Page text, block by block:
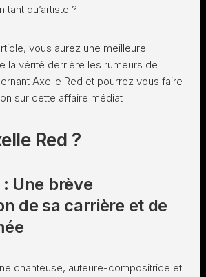
tant qu’artiste ?
vous aurez une meilleure
la vérité derrière les rumeurs de
Axelle Red et pourrez vous faire
sur cette affaire médiat
Red ?
Une brève
de sa carrière et de
chanteuse, auteure-compositrice et